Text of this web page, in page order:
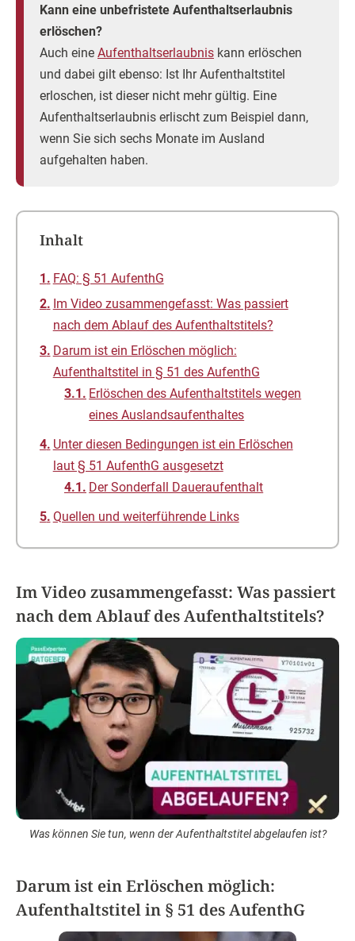
Kann eine unbefristete Aufenthaltserlaubnis
erlöschen?
Auch eine Aufenthaltserlaubnis kann erlöschen
und dabei gilt ebenso: Ist Ihr Aufenthaltstitel
erloschen, ist dieser nicht mehr gültig. Eine
Aufenthaltserlaubnis erlischt zum Beispiel dann,
wenn Sie sich sechs Monate im Ausland
aufgehalten haben.
Inhalt
FAQ: § 51 AufenthG
Im Video zusammengefasst: Was passiert
nach dem Ablauf des Aufenthaltstitels?
Darum ist ein Erlöschen möglich:
Aufenthaltstitel in § 51 des AufenthG
Erlöschen des Aufenthaltstitels wegen
eines Auslandsaufenthaltes
Unter diesen Bedingungen ist ein Erlöschen
laut § 51 AufenthG ausgesetzt
Der Sonderfall Daueraufenthalt
Quellen und weiterführende Links
Im Video zusammengefasst: Was passiert
nach dem Ablauf des Aufenthaltstitels?
Was können Sie tun, wenn der Aufenthaltstitel abgelaufen ist?
Darum ist ein Erlöschen möglich:
Aufenthaltstitel in § 51 des AufenthG